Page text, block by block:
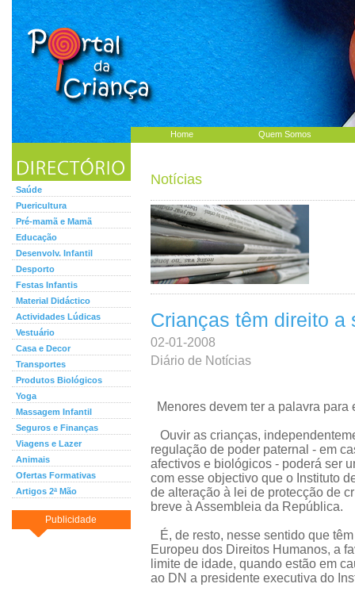
Home Quem Somos
Saúde
Puericultura
Pré-mamã e Mamã
Educação
Desenvolv. Infantil
Desporto
Festas Infantis
Material Didáctico
Actividades Lúdicas
Vestuário
Casa e Decor
Transportes
Produtos Biológicos
Yoga
Massagem Infantil
Seguros e Finanças
Viagens e Lazer
Animais
Ofertas Formativas
Artigos 2ª Mão
Publicidade
Notícias
Crianças têm direito a
02-01-2008
Diário de Notícias
Menores devem ter a palavra para
Ouvir as crianças,
regulação de poder paternal - em
afectivos e biológicos - poderá ser
com esse objectivo que o Instituto
de alteração à lei de protecção de
breve à Assembleia da República.
É, de resto, nesse sentido que
Europeu dos Direitos Humanos, a
limite de idade, quando estão em
ao DN a presidente executiva do